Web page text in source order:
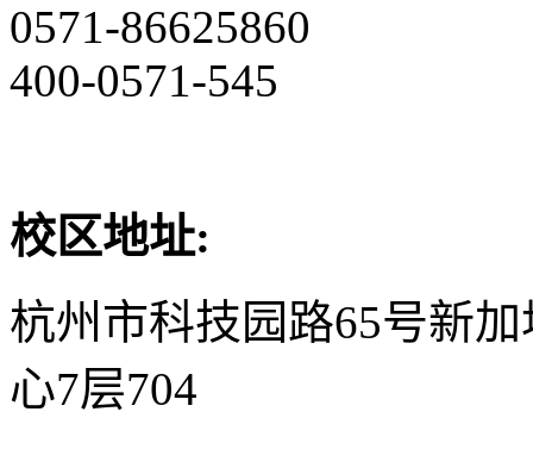
0571-86625860
400-0571-545
校区地址:
杭州市科技园路65号新
心7层704